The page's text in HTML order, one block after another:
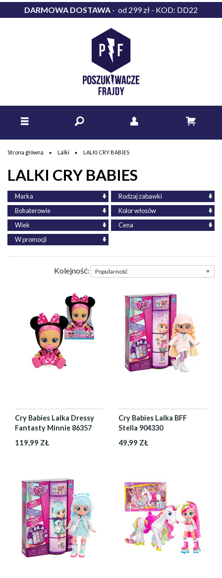
DARMOWA DOSTAWA - od 299 zł - KOD: DD22
Strona główna Lalki LALKI CRY BABIES
LALKI CRY BABIES
Marka
Rodzaj zabawki
Bohaterowie
Kolor włosów
Wiek
Cena
W promocji
Kolejność:
Cry Babies Lalka Dressy
Fantasty Minnie 86357
119,99 ZŁ
Cry Babies Lalka BFF
Stella 904330
49,99 ZŁ